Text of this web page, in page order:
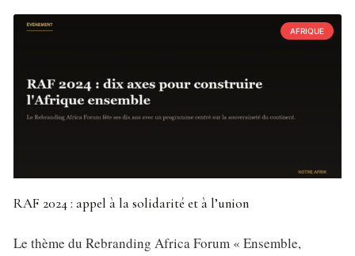
AFRIQUE
RAF 2024 : appel à la solidarité et à l’union
Le thème du Rebranding Africa Forum « Ensemble,